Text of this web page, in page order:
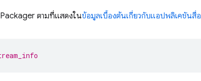
ตามที่แสดงในข้อมูลเบื้องต้นเกี่ยวกับแอปพลิเคชันสื่อ